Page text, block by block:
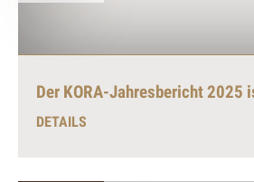
Der KORA-Jahresbericht 2025
DETAILS